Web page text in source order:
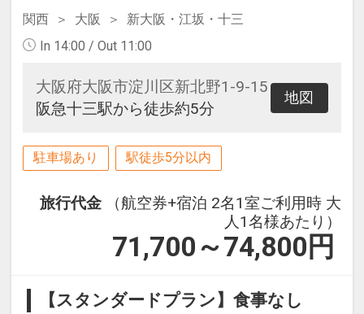
関西 大阪
新大阪・江坂・十三
In 14:00 / Out 11:00
大阪府大阪市淀川区新北野1-9-15
阪急十三駅から徒歩約5分
地図
駐車場あり 駅徒歩5分以内
旅行代金
（航空券+宿泊 2名1室ご利用時 大
人1名様あたり）
71,700～74,800 円
【スタンダードプラン】食事なし